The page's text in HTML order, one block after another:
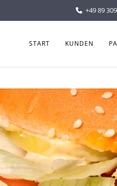
+49 89
START KUNDEN